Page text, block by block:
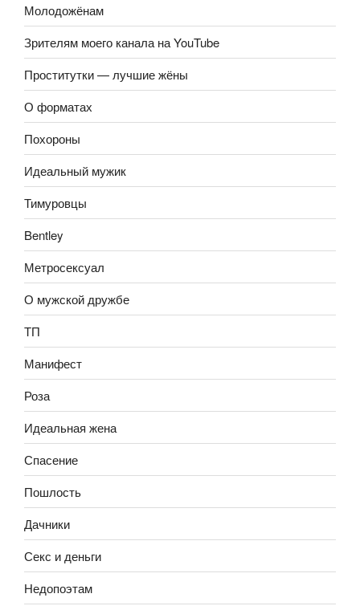
Молодожёнам
Зрителям моего канала на YouTube
Проститутки — лучшие жёны
О форматах
Похороны
Идеальный мужик
Тимуровцы
Bentley
Метросексуал
О мужской дружбе
ТП
Манифест
Роза
Идеальная жена
Спасение
Пошлость
Дачники
Секс и деньги
Недопоэтам